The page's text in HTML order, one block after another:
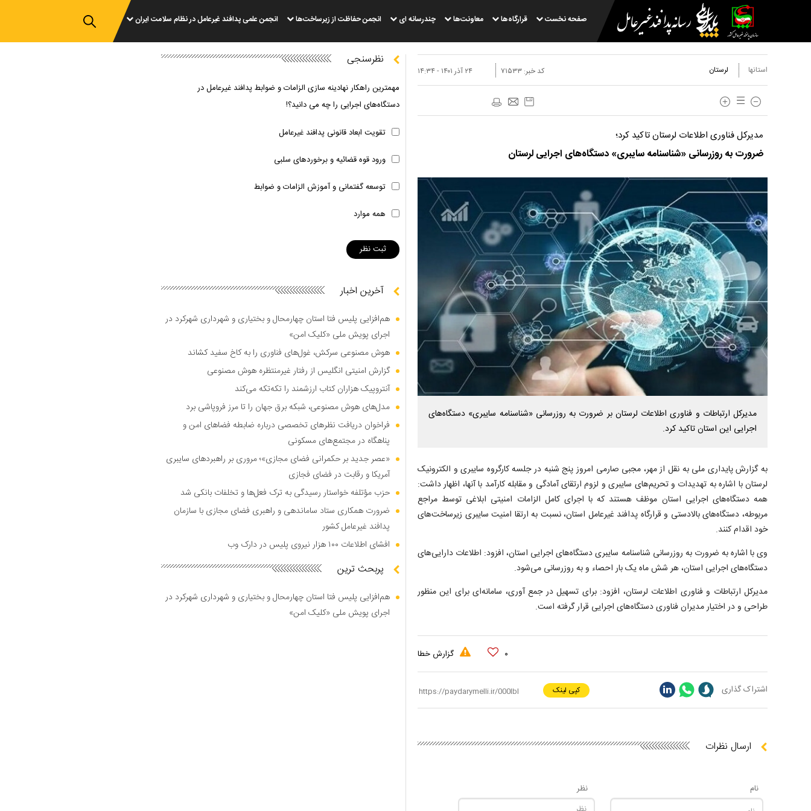
صفحه نخست قرارگاه‌ها معاونت‌ها چندرسانه ای انجمن حفاظت از زیرساخت‌ها انجمن علمی پدافند غیرعامل در نظام سلامت ایران
استانها لرستان ۲۴ آذر ۱۴۰۱ - ۱۴:۳۴ کد خبر: ۷۱۵۳۳
مدیرکل فناوری اطلاعات لرستان تاکید کرد؛
ضرورت به روزرسانی «شناسنامه سایبری» دستگاه‌های اجرایی لرستان
مدیرکل ارتباطات و فناوری اطلاعات لرستان بر ضرورت به روزرسانی «شناسنامه سایبری» دستگاه‌های
اجرایی این استان تاکید کرد.
به گزارش پایداری ملی به نقل از مهر، مجبی صارمی امروز پنج شنبه در جلسه کارگروه سایبری و الکترونیک
لرستان با اشاره به تهدیدات و تحریم‌های سایبری و لزوم ارتقای آمادگی و مقابله کارآمد با آنها، اظهار داشت:
همه دستگاه‌های اجرایی استان موظف هستند که با اجرای کامل الزامات امنیتی ابلاغی توسط مراجع
مربوطه، دستگاه‌های بالادستی و قرارگاه پدافند غیرعامل استان، نسبت به ارتقا امنیت سایبری زیرساخت‌های
خود اقدام کنند.
وی با اشاره به ضرورت به روزرسانی شناسنامه سایبری دستگاه‌های اجرایی استان، افزود: اطلاعات دارایی‌های
دستگاه‌های اجرایی استان، هر شش ماه یک باراحصاء و به روزرسانی می‌شود.
مدیرکل ارتباطات و فناوری اطلاعات لرستان، افزود: برای تسهیل در جمعآوری، سامانه‌ای برای این منظور
طراحی و در اختیار مدیران فناوری دستگاه‌های اجرایی قرار گرفته است.
۰ گزارش خطا
اشتراک گذاری کپی لینک
ارسال نظرات
نام نظر
نظرسنجی
مهمترین راهکار نهادینه سازی الزامات و ضوابط پدافند غیرعامل در
دستگاه‌های اجرایی را چه می دانید؟!
تقویت ابعاد قانونی پدافند غیرعامل
ورود قوه قضائیه و برخوردهای سلبی
توسعه گفتمانی و آموزش الزامات و ضوابط
همه موارد
آخرین اخبار
هم‌افزایی پلیس فتا استان چهارمحال و بختیاری و شهرداری شهرکرد در
اجرای پویش ملی «کلیک امن»
هوش مصنوعی سرکش، غول‌های فناوری را به کاخ سفید کشاند
گزارش امنیتی انگلیس از رفتار غیرمنتظره هوش مصنوعی
آنتروپیک هزاران کتاب ارزشمند را تکه‌تکه می‌کند
مدل‌های هوش مصنوعی، شبکه برق جهان را تا مرز فروپاشی برد
فراخوان دریافت نظر‌های تخصصی درباره ضابطه فضا‌های امن و
پناهگاه در مجتمع‌های مسکونی
«عصر جدید بر حکمرانی فضای مجازی»؛ مروری بر راهبرد‌های سایبری
آمریکا و رقابت در فضای فجازی
حزب مؤتلفه خواستار رسیدگی به ترک فعل‌ها و تخلفات بانکی شد
ضرورت همکاری ستاد ساماندهی و راهبری فضای مجازی با سازمان
پدافند غیرعامل کشور
افشای اطلاعات ۱۰۰ هزار نیروی پلیس در دارک وب
پربحث ترین
هم‌افزایی پلیس فتا استان چهارمحال و بختیاری و شهرداری شهرکرد در
اجرای پویش ملی «کلیک امن»